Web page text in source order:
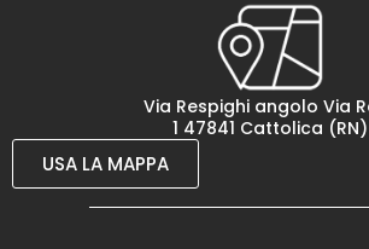
Via Respighi angolo Via
1 47841 Cattolica (RN)
USA LA MAPPA